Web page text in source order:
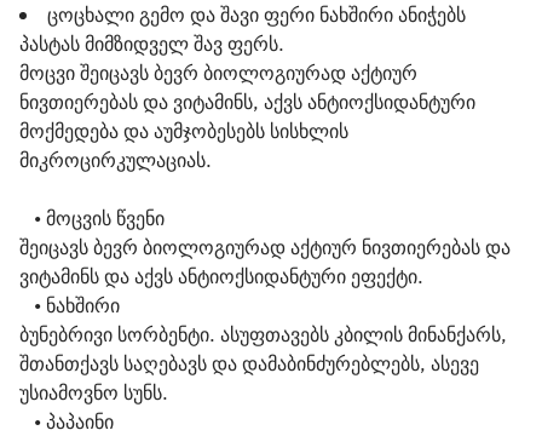
ცოცხალი გემო და შავი ფერი ნახშირი ანიჭებს
პასტას მიმზიდველ შავ ფერს.
მოცვი შეიცავს ბევრ ბიოლოგიურად აქტიურ
ნივთიერებას და ვიტამინს, აქვს ანტიოქსიდანტური
მოქმედება და აუმჯობესებს სისხლის
მიკროცირკულაციას.
• მოცვის წვენი
შეიცავს ბევრ ბიოლოგიურად აქტიურ ნივთიერებას და
ვიტამინს და აქვს ანტიოქსიდანტური ეფექტი.
• ნახშირი
ბუნებრივი სორბენტი. ასუფთავებს კბილის მინანქარს,
შთანთქავს საღებავს და დამაბინძურებლებს, ასევე
უსიამოვნო სუნს.
• პაპაინი